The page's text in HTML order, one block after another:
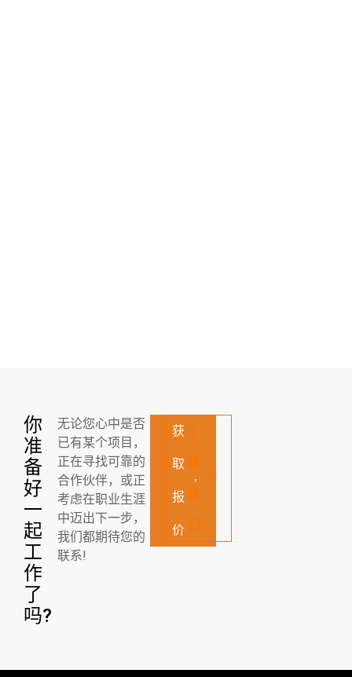
你
准
备
好
一
起
工
作
了
吗?
无论您心中是否
已有某个项目，
正在寻找可靠的
合作伙伴，或正
考虑在职业生涯
中迈出下一步，
我们都期待您的
联系!
获
取
报
价
了
解
我
们